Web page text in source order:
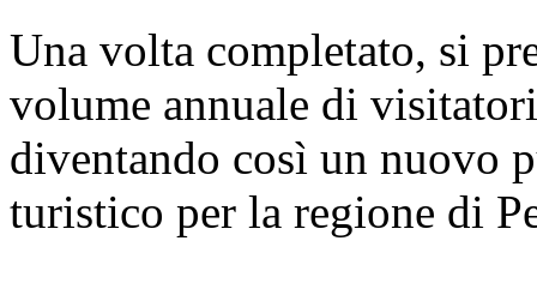
Una volta completato, si
volume annuale di
diventando così un nuovo
turistico per la regione di